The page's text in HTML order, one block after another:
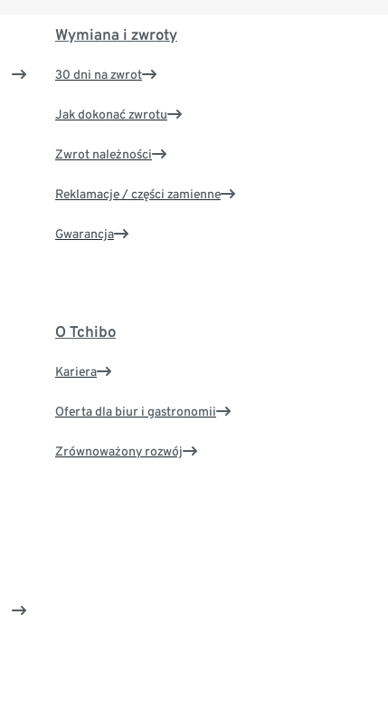
Wymiana i zwroty
30 dni na zwrot
Jak dokonać zwrotu
Zwrot należności
Reklamacje / części zamienne
Gwarancja
O Tchibo
Kariera
Oferta dla biur i gastronomii
Zrównoważony rozwój